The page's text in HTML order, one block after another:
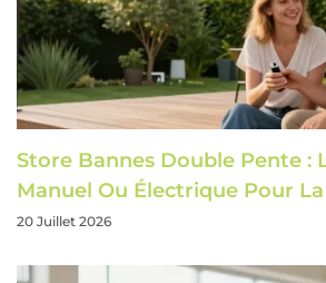
Store Bannes Double Pente :
Manuel Ou Électrique Pour La
20 Juillet 2026